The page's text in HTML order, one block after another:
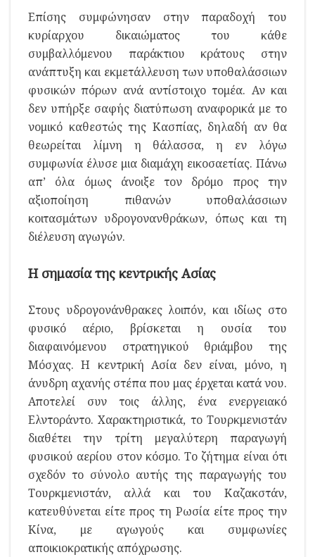
Επίσης συμφώνησαν στην παραδοχή του
κυρίαρχου δικαιώματος του κάθε
συμβαλλόμενου παράκτιου κράτους στην
ανάπτυξη και εκμετάλλευση των υποθαλάσσιων
φυσικών πόρων ανά αντίστοιχο τομέα. Αν και
δεν υπήρξε σαφής διατύπωση αναφορικά με το
νομικό καθεστώς της Κασπίας, δηλαδή αν θα
θεωρείται λίμνη η θάλασσα, η εν λόγω
συμφωνία έλυσε μια διαμάχη εικοσαετίας. Πάνω
απ’ όλα όμως άνοιξε τον δρόμο προς την
αξιοποίηση πιθανών υποθαλάσσιων
κοιτασμάτων υδρογονανθράκων, όπως και τη
διέλευση αγωγών.
Η σημασία της κεντρικής Ασίας
Στους υδρογονάνθρακες λοιπόν, και ιδίως στο
φυσικό αέριο, βρίσκεται η ουσία του
διαφαινόμενου στρατηγικού θριάμβου της
Μόσχας. Η κεντρική Ασία δεν είναι, μόνο, η
άνυδρη αχανής στέπα που μας έρχεται κατά νου.
Αποτελεί συν τοις άλλης, ένα ενεργειακό
Ελντοράντο. Χαρακτηριστικά, το Τουρκμενιστάν
διαθέτει την τρίτη μεγαλύτερη παραγωγή
φυσικού αερίου στον κόσμο. Το ζήτημα είναι ότι
σχεδόν το σύνολο αυτής της παραγωγής του
Τουρκμενιστάν, αλλά και του Καζακστάν,
κατευθύνεται είτε προς τη Ρωσία είτε προς την
Κίνα, με αγωγούς και συμφωνίες
αποικιοκρατικής απόχρωσης.